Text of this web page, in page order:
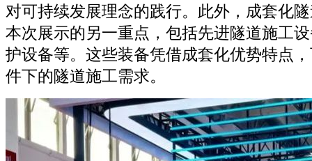
对可持续发展理念的践行。此外，成套化
本次展示的另一重点，包括先进隧道施工
护设备等。这些装备凭借成套化优势特点
件下的隧道施工需求。